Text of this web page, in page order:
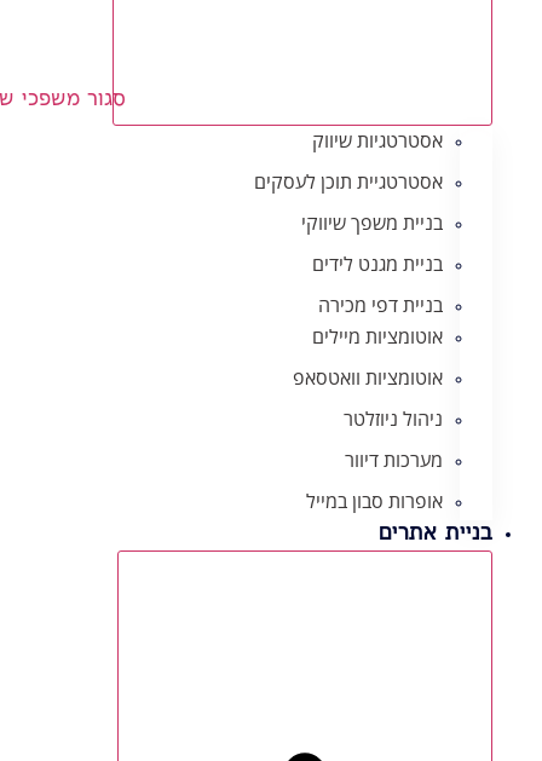
סגור משפכי
אסטרטגיות שיווק
אסטרטגיית תוכן לעסקים
בניית משפך שיווקי
בניית מגנט לידים
בניית דפי מכירה
אוטומציות מיילים
אוטומציות וואטסאפ
ניהול ניוזלטר
מערכות דיוור
אופרות סבון במייל
בניית אתרים